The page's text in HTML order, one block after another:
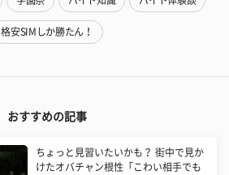
格安SIMしか勝たん！
おすすめの記事
ちょっと見習いたいかも？ 街中で見か
けたオバチャン根性「こわい相手でも